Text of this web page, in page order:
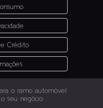
Crédito
o ramo automóvel
seu negócio